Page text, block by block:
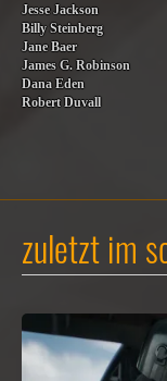
Jesse Jackson
Billy Steinberg
Jane Baer
James G. Robinson
Dana Eden
Robert Duvall
zuletzt im